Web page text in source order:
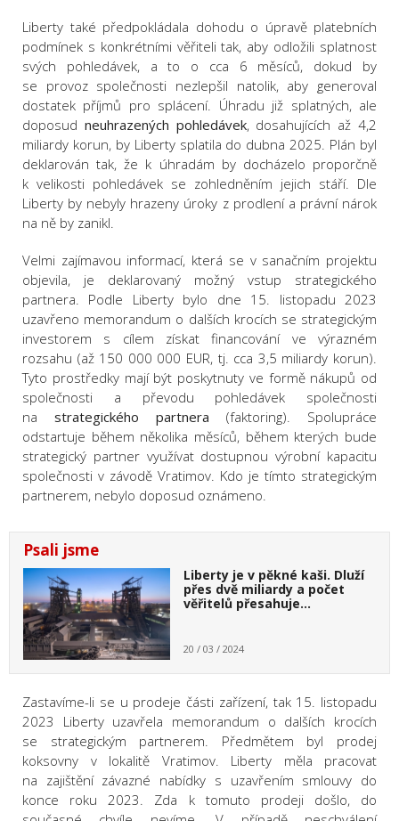
Liberty také předpokládala dohodu o úpravě platebních
podmínek s konkrétními věřiteli tak, aby odložili splatnost
svých pohledávek, a to o cca 6 měsíců, dokud by
se provoz společnosti nezlepšil natolik, aby generoval
dostatek příjmů pro splácení. Úhradu již splatných, ale
doposud neuhrazených pohledávek, dosahujících až 4,2
miliardy korun, by Liberty splatila do dubna 2025. Plán byl
deklarován tak, že k úhradám by docházelo proporčně
k velikosti pohledávek se zohledněním jejich stáří. Dle
Liberty by nebyly hrazeny úroky z prodlení a právní nárok
na ně by zanikl.
Velmi zajímavou informací, která se v sanačním projektu
objevila, je deklarovaný možný vstup strategického
partnera. Podle Liberty bylo dne 15. listopadu 2023
uzavřeno memorandum o dalších krocích se strategickým
investorem s cílem získat financování ve výrazném
rozsahu (až 150 000 000 EUR, tj. cca 3,5 miliardy korun).
Tyto prostředky mají být poskytnuty ve formě nákupů od
společnosti a převodu pohledávek společnosti
na strategického partnera (faktoring). Spolupráce
odstartuje během několika měsíců, během kterých bude
strategický partner využívat dostupnou výrobní kapacitu
společnosti v závodě Vratimov. Kdo je tímto strategickým
partnerem, nebylo doposud oznámeno.
Psali jsme
Liberty je v pěkné kaši. Dluží
přes dvě miliardy a počet
věřitelů přesahuje…
20 / 03 / 2024
Zastavíme-li se u prodeje části zařízení, tak 15. listopadu
2023 Liberty uzavřela memorandum o dalších krocích
se strategickým partnerem. Předmětem byl prodej
koksovny v lokalitě Vratimov. Liberty měla pracovat
na zajištění závazné nabídky s uzavřením smlouvy do
konce roku 2023. Zda k tomuto prodeji došlo, do